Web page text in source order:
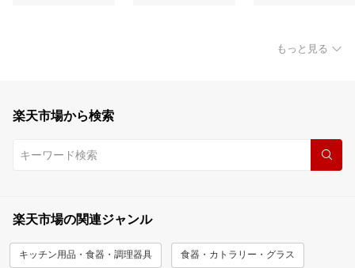
もっと見る
楽天市場から検索
楽天市場の関連ジャンル
キッチン用品・食器・調理器具 食器・カトラリー・グラス